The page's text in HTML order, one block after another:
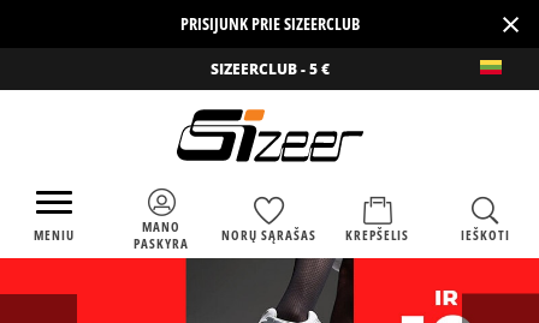
PRISIJUNK PRIE SIZEERCLUB ×
SIZEERCLUB - 5 €
MENIU
MANO
PASKYRA
NORŲ SĄRAŠAS KREPŠELIS IEŠKOTI